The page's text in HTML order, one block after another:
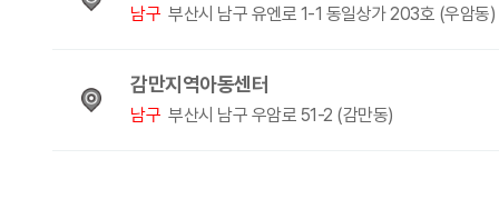
남구 부산시 남구 유엔로 1-1 동일상가 203호 (우암동)
감만지역아동센터
남구 부산시 남구 우암로 51-2 (감만동)